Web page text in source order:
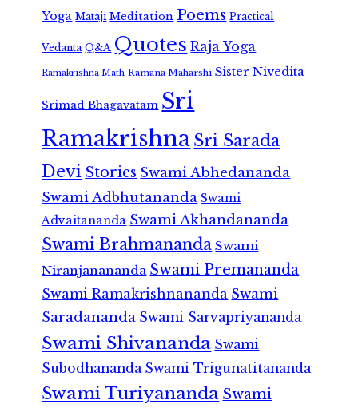
Yoga Mataji Meditation Poems Practical
Vedanta Q&A Quotes Raja Yoga
Ramakrishna Math Ramana Maharshi Sister Nivedita
Srimad Bhagavatam Sri
RamakrishnaSri Sarada
Devi Stories Swami Abhedananda
Swami Adbhutananda Swami
Advaitananda Swami Akhandananda
Swami Brahmananda Swami
Niranjanananda Swami Premananda
Swami Ramakrishnananda Swami
Saradananda Swami Sarvapriyananda
Swami Shivananda Swami
Subodhananda Swami Trigunatitananda
Swami Turiyananda Swami